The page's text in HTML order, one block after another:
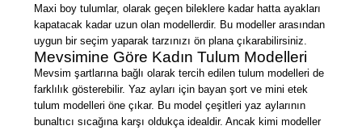
Maxi boy tulumlar, olarak geçen bileklere kadar hatta ayakları
kapatacak kadar uzun olan modellerdir. Bu modeller arasından
uygun bir seçim yaparak tarzınızı ön plana çıkarabilirsiniz.
Mevsimine Göre Kadın Tulum Modelleri
Mevsim şartlarına bağlı olarak tercih edilen tulum modelleri de
farklılık gösterebilir. Yaz ayları için bayan şort ve mini etek
tulum modelleri öne çıkar. Bu model çeşitleri yaz aylarının
bunaltıcı sıcağına karşı oldukça idealdir. Ancak kimi modeller